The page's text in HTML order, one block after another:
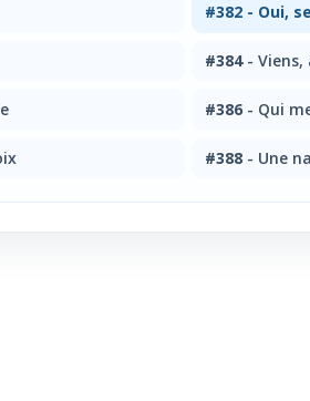
#382 - Oui,
#384- Viens,
#386 - Qui
#388 - Une